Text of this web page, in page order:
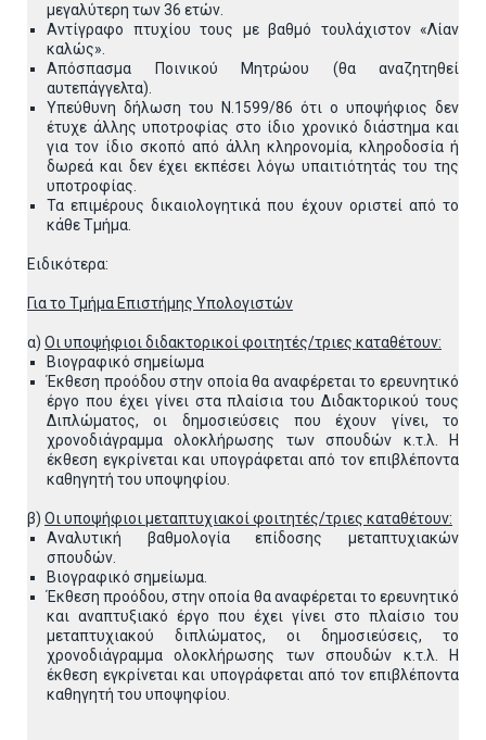
μεγαλύτερη των 36 ετών.
Αντίγραφο πτυχίου τους με βαθμό τουλάχιστον «Λίαν
καλώς».
Απόσπασμα Ποινικού Μητρώου (θα αναζητηθεί
αυτεπάγγελτα).
Υπεύθυνη δήλωση του Ν.1599/86 ότι ο υποψήφιος δεν
έτυχε άλλης υποτροφίας στο ίδιο χρονικό διάστημα και
για τον ίδιο σκοπό από άλλη κληρονομία, κληροδοσία ή
δωρεά και δεν έχει εκπέσει λόγω υπαιτιότητάς του της
υποτροφίας.
Τα επιμέρους δικαιολογητικά που έχουν οριστεί από το
κάθε Τμήμα.
Ειδικότερα:
Για το Τμήμα Επιστήμης Υπολογιστών
α) Οι υποψήφιοι διδακτορικοί φοιτητές/τριες καταθέτουν:
Βιογραφικό σημείωμα
Έκθεση προόδου στην οποία θα αναφέρεται το ερευνητικό
έργο που έχει γίνει στα πλαίσια του Διδακτορικού τους
Διπλώματος, οι δημοσιεύσεις που έχουν γίνει, το
χρονοδιάγραμμα ολοκλήρωσης των σπουδών κ.τ.λ. Η
έκθεση εγκρίνεται και υπογράφεται από τον επιβλέποντα
καθηγητή του υποψηφίου.
β) Οι υποψήφιοι μεταπτυχιακοί φοιτητές/τριες καταθέτουν:
Αναλυτική βαθμολογία επίδοσης μεταπτυχιακών
σπουδών.
Βιογραφικό σημείωμα.
Έκθεση προόδου, στην οποία θα αναφέρεται το ερευνητικό
και αναπτυξιακό έργο που έχει γίνει στο πλαίσιο του
μεταπτυχιακού διπλώματος, οι δημοσιεύσεις, το
χρονοδιάγραμμα ολοκλήρωσης των σπουδών κ.τ.λ. Η
έκθεση εγκρίνεται και υπογράφεται από τον επιβλέποντα
καθηγητή του υποψηφίου.